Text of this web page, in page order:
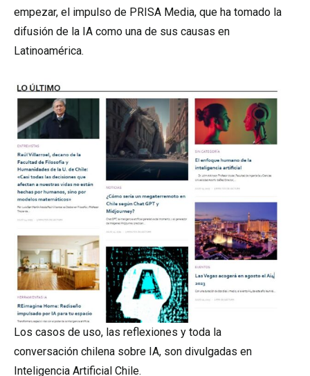
empezar, el impulso de PRISA Media, que ha tomado la
difusión de la IA como una de sus causas en
Latinoamérica.
Los casos de uso, las reflexiones y toda la
conversación chilena sobre IA, son divulgadas en
Inteligencia Artificial Chile.